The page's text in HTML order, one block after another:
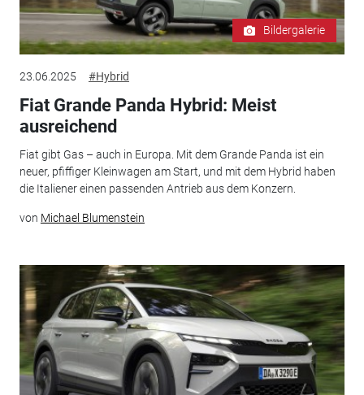
Bildergalerie
23.06.2025 #Hybrid
Fiat Grande Panda Hybrid: Meist
ausreichend
Fiat gibt Gas – auch in Europa. Mit dem Grande Panda ist ein
neuer, pfiffiger Kleinwagen am Start, und mit dem Hybrid haben
die Italiener einen passenden Antrieb aus dem Konzern.
von Michael Blumenstein